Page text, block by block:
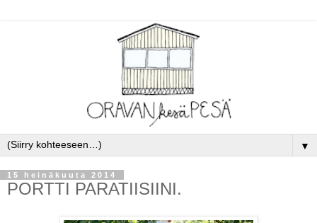
▼
15 heinäkuuta 2014
PORTTI PARATIISIINI.